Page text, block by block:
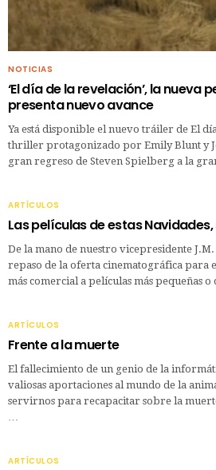
NOTICIAS
‘El día de la revelación’, la nueva
presenta nuevo avance
Ya está disponible el nuevo tráiler de El
thriller protagonizado por Emily Blunt y
gran regreso de Steven Spielberg a la
ARTÍCULOS
Las películas de estas
De la mano de nuestro vicepresidente
repaso de la oferta cinematográfica para
más comercial a películas más pequeñas o
ARTÍCULOS
Frente a la muerte
El fallecimiento de un genio de la
valiosas aportaciones al mundo de la
servirnos para recapacitar sobre la
ARTÍCULOS